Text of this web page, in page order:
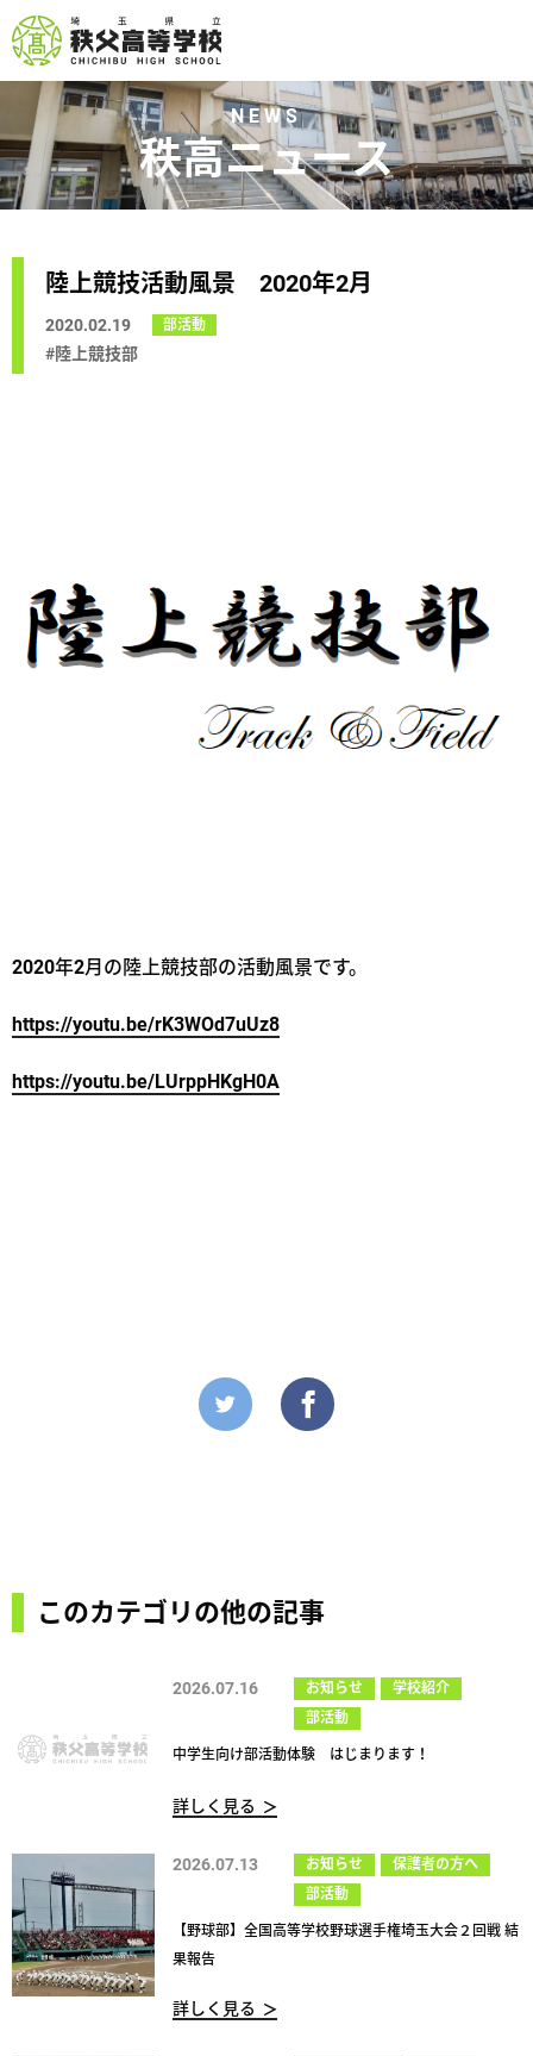
NEWS
秩高ニュース
陸上競技活動風景 2020年2月
2020.02.19 部活動
#陸上競技部
2020年2月の陸上競技部の活動風景です。
https://youtu.be/rK3WOd7uUz8
https://youtu.be/LUrppHKgH0A
このカテゴリの他の記事
2026.07.16 お知らせ
学校紹介
部活動
中学生向け部活動体験 はじまります！
詳しく見る
2026.07.13 お知らせ
保護者の方へ
部活動
【野球部】全国高等学校野球選手権埼玉大会２回戦 結
果報告
詳しく見る